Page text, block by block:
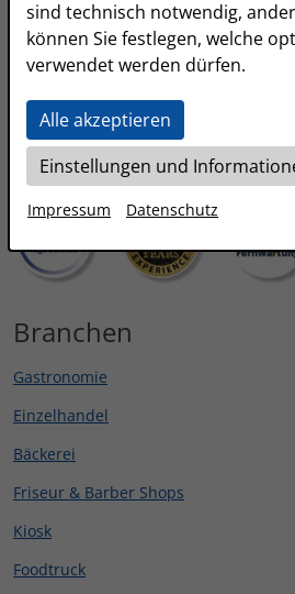
Kassensoftware Funktionen
Preise
Online Demo (Jetzt Kassensystem
Branchen
Gastronomie
Einzelhandel
Bäckerei
Friseur & Barber Shops
Kiosk
Foodtruck
sind technisch notwendig,
können Sie festlegen, welche
verwendet werden dürfen.
Alle akzeptieren
Einstellungen und
Impressum Datenschutz